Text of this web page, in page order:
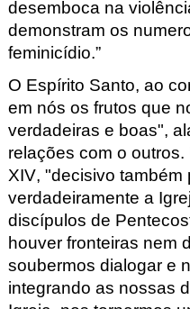
desemboca na
demonstram os
feminicídio.”
O Espírito Santo, ao
em nós os frutos que
verdadeiras e boas",
relações com o
XIV, "decisivo também
verdadeiramente a
discípulos de
houver fronteiras nem
soubermos dialogar e
integrando as nossas